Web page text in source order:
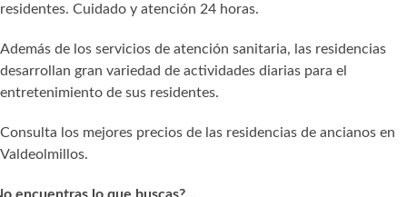
residentes. Cuidado y atención 24 horas.
Además de los servicios de atención sanitaria, las residencias
desarrollan gran variedad de actividades diarias para el
entretenimiento de sus residentes.
Consulta los mejores precios de las residencias de ancianos en
Valdeolmillos.